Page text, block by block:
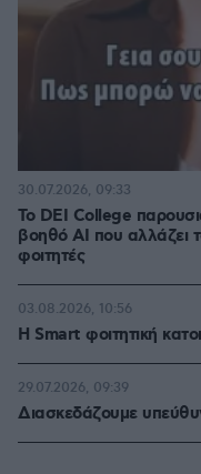
Το DEI College
βοηθό AI που αλλάζει
φοιτητές
30.07.2026, 09:33
Η Smart φοιτητική
03.08.2026, 10:56
Διασκεδάζουμε
29.07.2026, 09:39